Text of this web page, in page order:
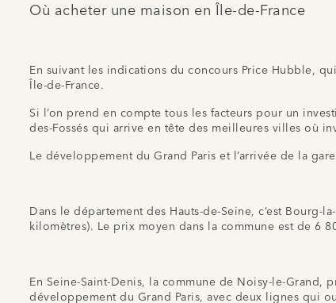
Où acheter une maison en Île-de-France
En suivant les indications du concours Price Hubble,
Île-de-France.
Si l’on prend en compte tous les facteurs pour un
des-Fossés qui arrive en tête des meilleures villes où
Le développement du Grand Paris et l’arrivée de la
Dans le département des Hauts-de-Seine, c’est
kilomètres). Le prix moyen dans la commune est de 6
En Seine-Saint-Denis, la commune de Noisy-le-
développement du Grand Paris, avec deux lignes qui